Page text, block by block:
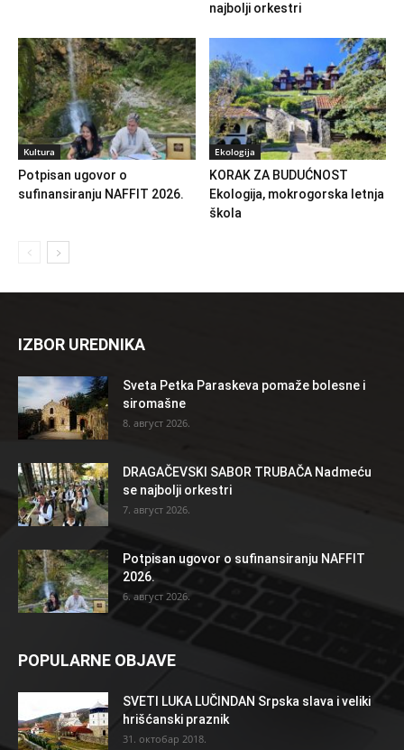
najbolji orkestri
Kultura
Potpisan ugovor o
sufinansiranju NAFFIT 2026.
Ekologija
KORAK ZA BUDUĆNOST
Ekologija, mokrogorska letnja
škola
IZBOR UREDNIKA
Sveta Petka Paraskeva pomaže bolesne i
siromašne
8. август 2026.
DRAGAČEVSKI SABOR TRUBAČA Nadmeću
se najbolji orkestri
7. август 2026.
Potpisan ugovor o sufinansiranju NAFFIT
2026.
6. август 2026.
POPULARNE OBJAVE
SVETI LUKA LUČINDAN Srpska slava i veliki
hrišćanski praznik
31. октобар 2018.